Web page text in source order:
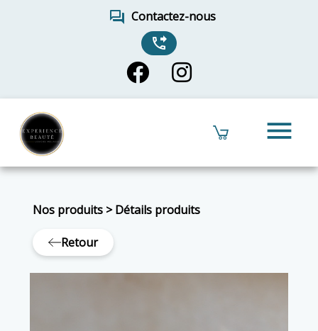
forum Contactez-nous
phone_forwarded
menu
Nos produits>Détails produits
Retour